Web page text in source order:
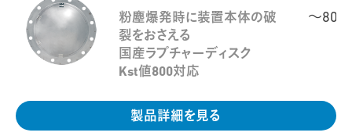
粉塵爆発時に装置本体の破
裂をおさえる
国産ラプチャーディスク
Kst値800対応
～800
製品詳細を見る